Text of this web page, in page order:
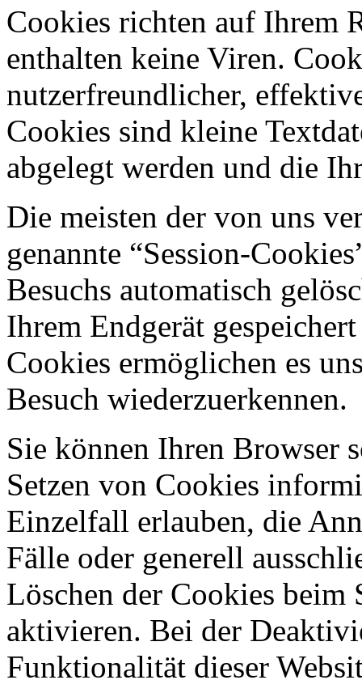
Cookies richten auf Ihrem
enthalten keine Viren.
nutzerfreundlicher,
Cookies sind kleine
abgelegt werden und die
Die meisten der von uns
genannte “Session-
Besuchs automatisch
Ihrem Endgerät
Cookies ermöglichen es
Besuch wiederzuerkennen.
Sie können Ihren Browser
Setzen von Cookies
Einzelfall erlauben, die
Fälle oder generell
Löschen der Cookies beim
aktivieren. Bei der
Funktionalität dieser